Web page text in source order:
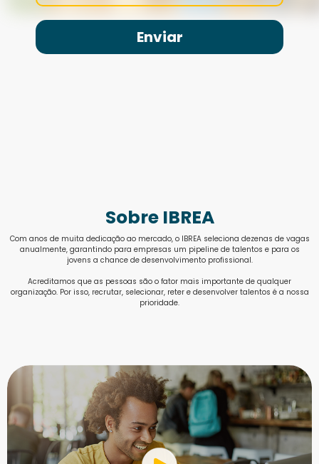
Sobre IBREA
Com anos de muita dedicação ao mercado, o IBREA seleciona dezenas de vagas
anualmente, garantindo para empresas um pipeline de talentos e para os
jovens a chance de desenvolvimento profissional.
Acreditamos que as pessoas são o fator mais importante de qualquer
organização. Por isso, recrutar, selecionar, reter e desenvolver talentos é a nossa
prioridade.